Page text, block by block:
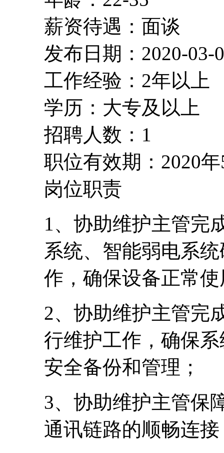
薪资待遇：面谈
发布日期：2020-03-
工作经验：2年以上
学历：大专及以上
招聘人数：1
职位有效期：2020
岗位职责
1、协助维护主管完
系统、智能弱电系
作，确保设备正常
2、协助维护主管完
行维护工作，确保
安全备份和管理；
3、协助维护主管保
通讯链路的顺畅连